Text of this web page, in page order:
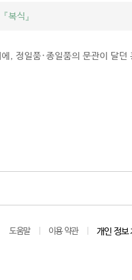
『복식』
, 정일품·종일품의 문관이 달던
도움말 이용 약관 개인 정보